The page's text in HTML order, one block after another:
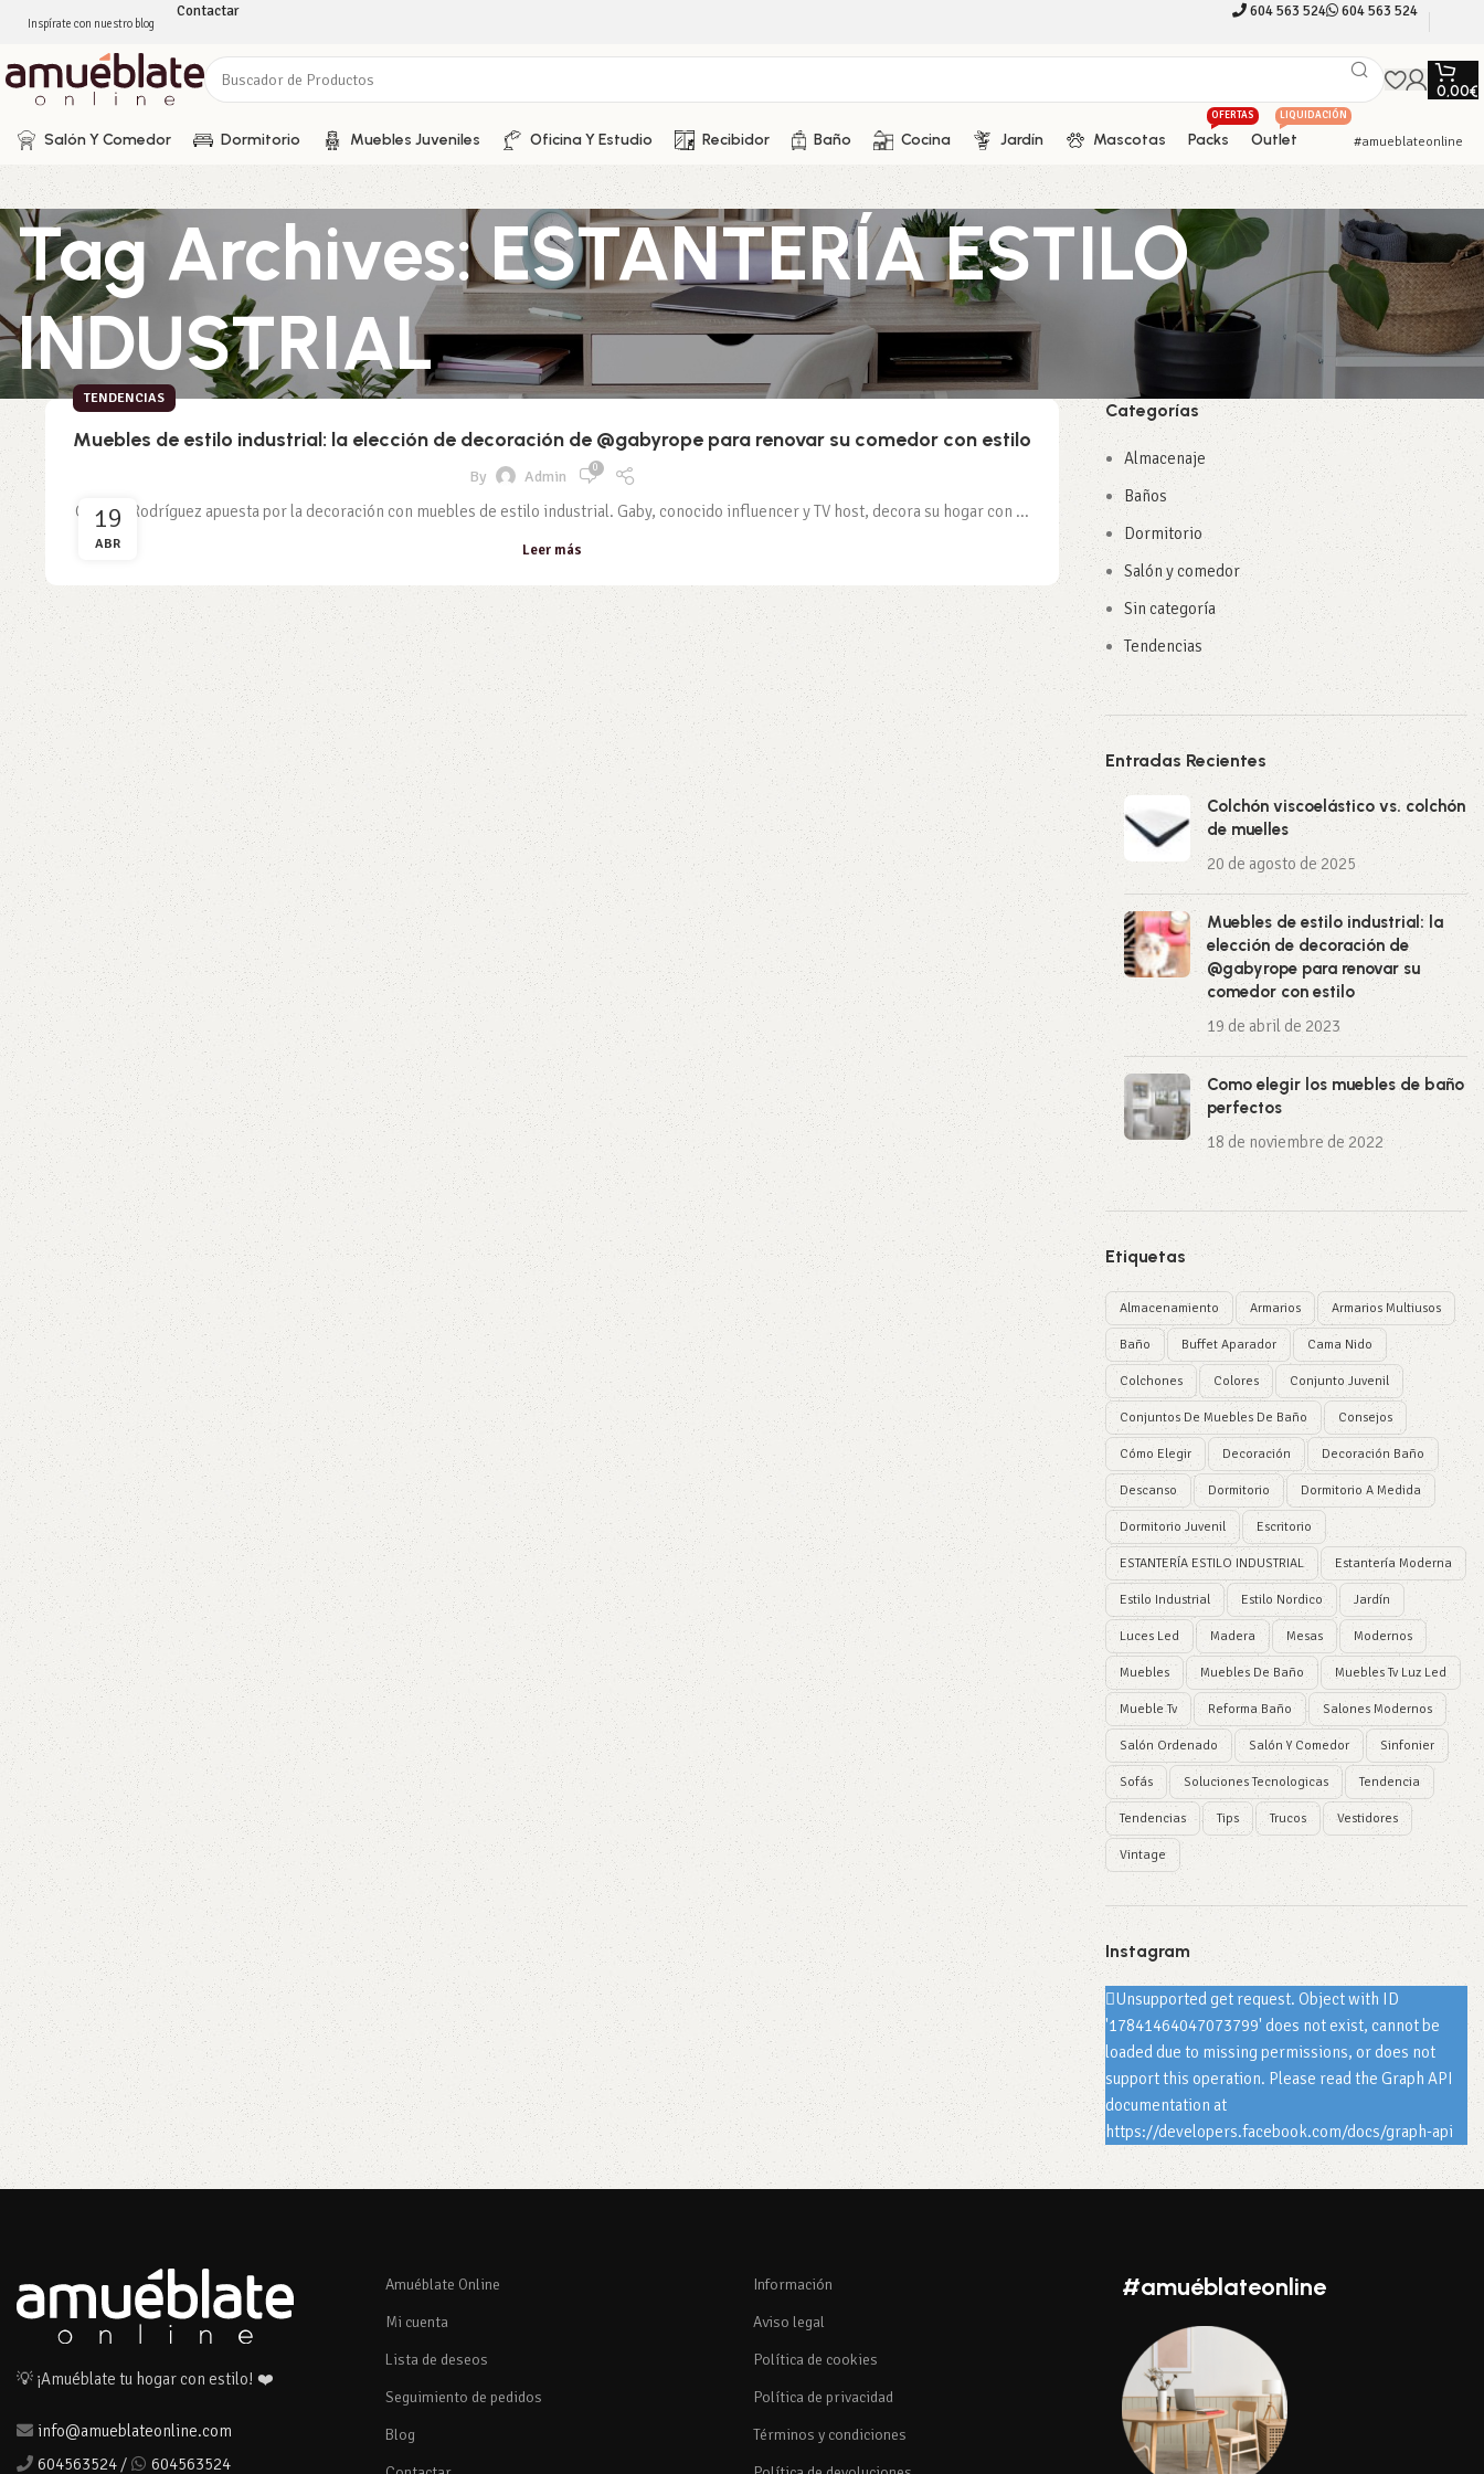
Inspírate con nuestro blog
Contactar 604 563 524 604 563 524
0,00€
Salón Y Comedor Dormitorio Muebles Juveniles Oficina Y Estudio Recibidor Baño Cocina Jardín Mascotas Packs
OFERTAS
Outlet
LIQUIDACIÓN
#amueblateonline
Tag Archives: ESTANTERÍA ESTILO
INDUSTRIAL
19
ABR
TENDENCIAS
Muebles de estilo industrial: la elección de decoración de @gabyrope para renovar su comedor con estilo
By Admin 0
Gabriel Rodríguez apuesta por la decoración con muebles de estilo industrial. Gaby, conocido influencer y TV host, decora su hogar con ...
Leer más
Categorías
Almacenaje
Baños
Dormitorio
Salón y comedor
Sin categoría
Tendencias
Entradas Recientes
Colchón viscoelástico vs. colchón
de muelles
20 de agosto de 2025
Muebles de estilo industrial: la
elección de decoración de
@gabyrope para renovar su
comedor con estilo
19 de abril de 2023
Como elegir los muebles de baño
perfectos
18 de noviembre de 2022
Etiquetas
Almacenamiento Armarios Armarios Multiusos
Baño Buffet Aparador Cama Nido
Colchones Colores Conjunto Juvenil
Conjuntos De Muebles De Baño Consejos
Cómo Elegir Decoración Decoración Baño
Descanso Dormitorio Dormitorio A Medida
Dormitorio Juvenil Escritorio
ESTANTERÍA ESTILO INDUSTRIAL Estantería Moderna
Estilo Industrial Estilo Nordico Jardín
Luces Led Madera Mesas Modernos
Muebles Muebles De Baño Muebles Tv Luz Led
Mueble Tv Reforma Baño Salones Modernos
Salón Ordenado Salón Y Comedor Sinfonier
Sofás Soluciones Tecnologicas Tendencia
Tendencias Tips Trucos Vestidores
Vintage
Instagram
Unsupported get request. Object with ID
'17841464047073799' does not exist, cannot be
loaded due to missing permissions, or does not
support this operation. Please read the Graph API
documentation at
https://developers.facebook.com/docs/graph-api
💡 ¡Amuéblate tu hogar con estilo! ❤️
info@amueblateonline.com
604563524 / 604563524
Amuéblate Online
Mi cuenta
Lista de deseos
Seguimiento de pedidos
Blog
Información
Aviso legal
Política de cookies
Política de privacidad
Términos y condiciones
#amuéblateonline